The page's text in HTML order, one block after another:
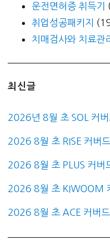
운전면허증 취득기
취업성공패키지
치매검사와 치료관
최신글
2026년 8월 초 SOL 커
2026 8월 초 RISE 커버
2026 8월 초 PLUS 커버
2026 8월 초 KIWOOM
2026 8월 초 ACE 커버